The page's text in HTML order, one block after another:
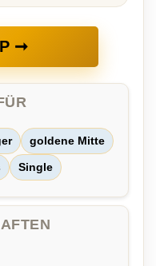
➞
goldene Mitte
Single